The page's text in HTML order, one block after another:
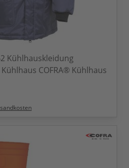
Kühlhauskleidung
COFRA® Kühlhaus